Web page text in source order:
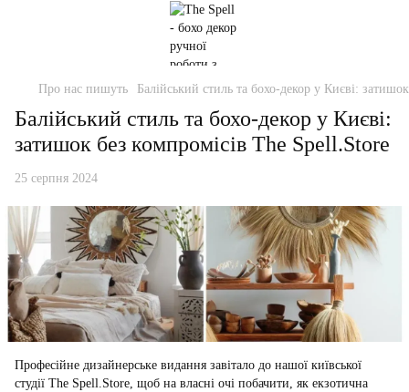
Про нас пишуть Балійський стиль та бохо-декор у Києві:
Балійський стиль та бохо-декор у Києві:
затишок без компромісів The Spell.Store
25 серпня 2024
Професійне дизайнерське видання завітало до нашої київської
студії The Spell.Store, щоб на власні очі побачити, як екзотична